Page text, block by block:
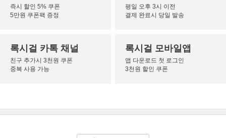
즉시 할인 5% 쿠폰
5만원 쿠폰팩 증정
평일 오후 3시 이전
결제 완료시 당일 발송
록시걸 카톡 채널
친구 추가시 3천원 쿠폰
중복 사용 가능
록시걸 모바일앱
앱 다운로드 첫 로그인
3천원 할인 쿠폰